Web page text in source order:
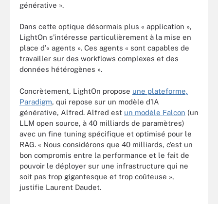
générative ».
Dans cette optique désormais plus « application »,
LightOn s’intéresse particulièrement à la mise en
place d’« agents ». Ces agents « sont capables de
travailler sur des workflows complexes et des
données hétérogènes ».
Concrètement, LightOn propose une plateforme,
Paradigm, qui repose sur un modèle d’IA
générative, Alfred. Alfred est un modèle Falcon (un
LLM open source, à 40 milliards de paramètres)
avec un fine tuning spécifique et optimisé pour le
RAG. « Nous considérons que 40 milliards, c’est un
bon compromis entre la performance et le fait de
pouvoir le déployer sur une infrastructure qui ne
soit pas trop gigantesque et trop coûteuse »,
justifie Laurent Daudet.